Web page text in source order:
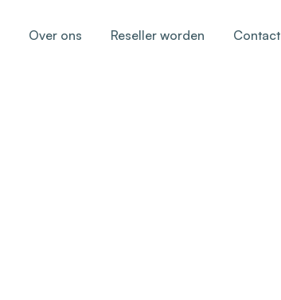
Over ons Reseller worden Contact